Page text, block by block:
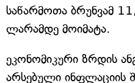
საწარმოთა ბრუნვამ
ლარამდე მოიმატა.
ეკონომიკური ზრდის
არსებული ინფლაციის